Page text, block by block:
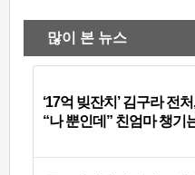
많이 본 뉴스
‘17억 빚잔치’ 김구라 전
“나 뿐인데” 친엄마 챙기